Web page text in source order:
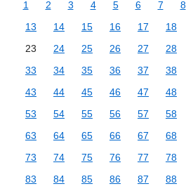
1 2 3 4 5 6 7 8
13
14 15 16 17 18
23
24 25 26 27 28
33
34 35 36 37 38
43
44 45 46 47 48
53
54 55 56 57 58
63
64 65 66 67 68
73
74 75 76 77 78
83
84 85 86 87 88